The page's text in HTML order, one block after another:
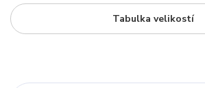
Tabulka velikostí